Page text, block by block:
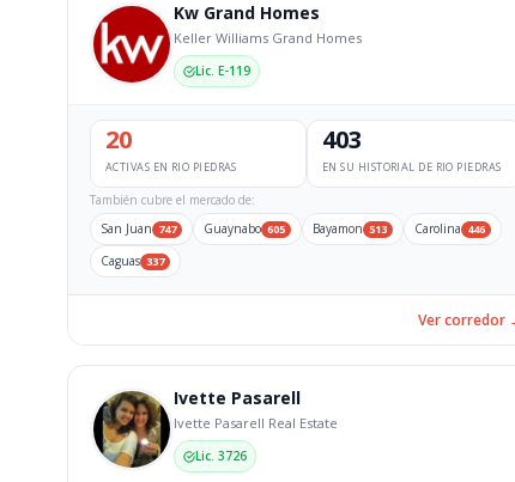
Kw Grand Homes
Keller Williams Grand Homes
Lic. E-119
20
ACTIVAS EN RIO PIEDRAS
403
EN SU HISTORIAL DE RIO PIEDRAS
También cubre el mercado de:
San Juan 747 Guaynabo 605 Bayamon 513 Carolina 446
Caguas 337
Ver corredor
Ivette Pasarell
Ivette Pasarell Real Estate
Lic. 3726